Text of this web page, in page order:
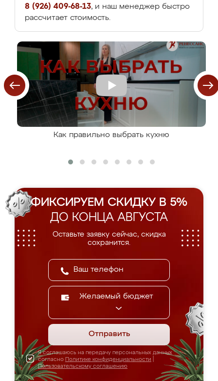
8 (926) 409-68-13, и наш менеджер быстро
рассчитает стоимость.
Как правильно выбрать кухню
ФИКСИРУЕМ СКИДКУ В 5%
ДО КОНЦА АВГУСТА
Оставьте заявку сейчас, скидка
сохранится.
Желаемый бюджет
Отправить
Я соглашаюсь на передачу персональных данных
согласно Политике конфиденциальности
Пользовательскому соглашению